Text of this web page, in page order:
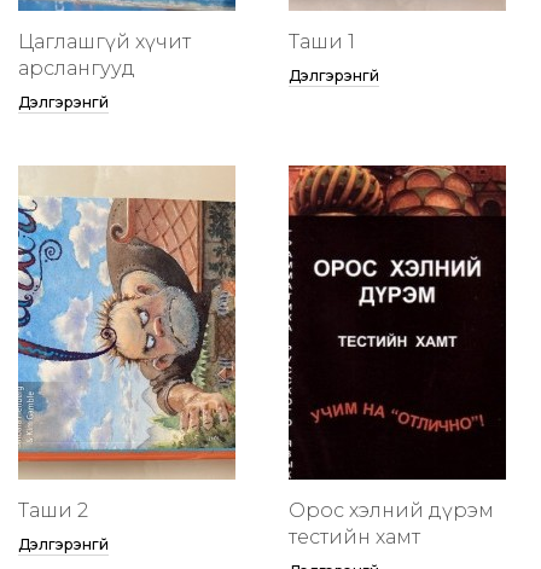
Цаглашгүй хүчит
арслангууд
Дэлгэрэнгүй
Таши 1
Дэлгэрэнгүй
Таши 2
Дэлгэрэнгүй
Орос хэлний дүрэм
тестийн хамт